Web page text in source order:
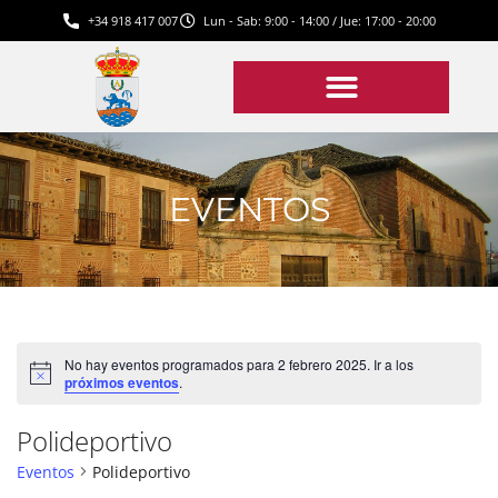
+34 918 417 007 Lun - Sab: 9:00 - 14:00 / Jue: 17:00 - 20:00
EVENTOS
Aviso
No hay eventos programados para 2 febrero 2025. Ir a los
próximos eventos.
Polideportivo
Eventos Polideportivo